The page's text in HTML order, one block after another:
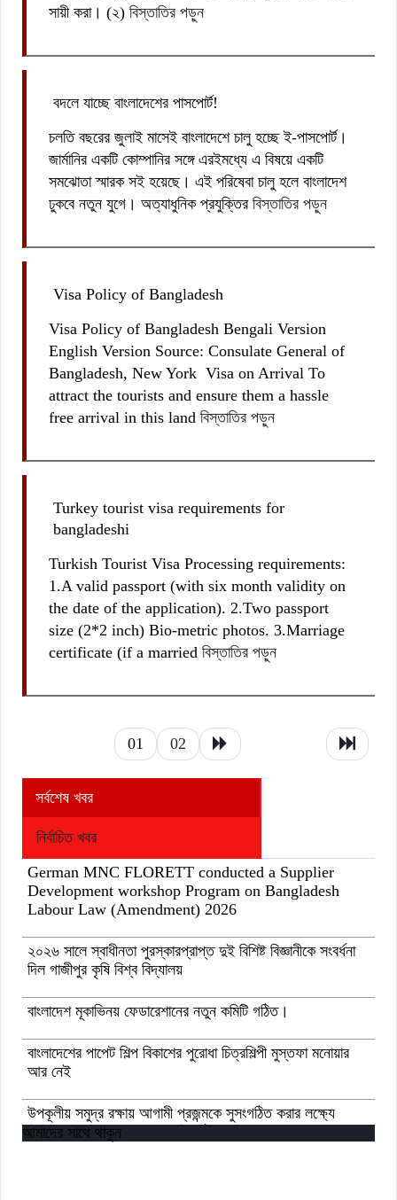
সায়ী করা। (২) বিস্তাতির পড়ুন
বদলে যাচ্ছে বাংলাদেশের পাসপোর্ট!
চলতি বছরের জুলাই মাসেই বাংলাদেশে চালু হচ্ছে ই-পাসপোর্ট।
জার্মানির একটি কোম্পানির সঙ্গে এরইমধ্যে এ বিষয়ে একটি
সমঝোতা স্মারক সই হয়েছে। এই পরিষেবা চালু হলে বাংলাদেশ
ঢুকবে নতুন যুগে। অত্যাধুনিক প্রযুক্তির বিস্তাতির পড়ুন
Visa Policy of Bangladesh
Visa Policy of Bangladesh Bengali Version
English Version Source: Consulate General of
Bangladesh, New York Visa on Arrival To
attract the tourists and ensure them a hassle
free arrival in this land বিস্তাতির পড়ুন
Turkey tourist visa requirements for
bangladeshi
Turkish Tourist Visa Processing requirements:
1.A valid passport (with six month validity on
the date of the application). 2.Two passport
size (2*2 inch) Bio-metric photos. 3.Marriage
certificate (if a married বিস্তাতির পড়ুন
01 02
সর্বশেষ খবর
নির্বাচিত খবর
German MNC FLORETT conducted a Supplier
Development workshop Program on Bangladesh
Labour Law (Amendment) 2026
২০২৬ সালে স্বাধীনতা পুরস্কারপ্রাপ্ত দুই বিশিষ্ট বিজ্ঞানীকে সংবর্ধনা
দিল গাজীপুর কৃষি বিশ্ব বিদ্যালয়
বাংলাদেশ মূকাভিনয় ফেডারেশানের নতুন কমিটি গঠিত।
বাংলাদেশের পাপেট শিল্প বিকাশের পুরোধা চিত্রশিল্পী মুস্তফা মনোয়ার
আর নেই
উপকূলীয় সমুদ্র রক্ষায় আগামী প্রজন্মকে সুসংগঠিত করার লক্ষ্যে
ডিজিটাল ‘ইউথ ফর ওশান’ প্ল্যাটফর্ম’-এর সুচনা
আমাদের সাথে থাকুন